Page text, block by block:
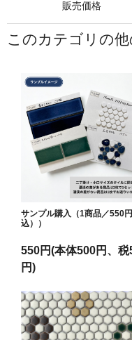
販売価格
このカテゴリの他
サンプル購入（1商品／550
込））
550円(本体500円、税
円)